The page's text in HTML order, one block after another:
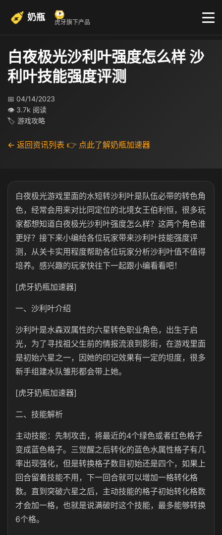
奶瓶 虎牙旗下产品
白夜极光沙利叶强度怎么样 沙
利叶技能强度评测
📅 04/14/2023
👁 3.7k 阅读
🏷 游戏攻略
← 返回资讯列表 👉 点此了解奶瓶加速器
白夜极光游戏里面的水短转沙利叶是队伍必带的转色角
色，经常会用来对比同定位的北境女王伯利恒，很多玩
家都想知道白夜极光沙利叶强度怎么样？这两个角色谁
更好？接下来小编给各位玩家带来沙利叶技能强度评
测，从关卡实用程度帮助各位玩家分析沙利叶值不值得
培养。感兴趣的玩家快往下一起跟小编看看吧！
[虎牙奶瓶加速器]
一、沙利叶介绍
沙利叶是水森双属性的六星转色职业角色，出生于启
光，为了寻找祖父生前的情报流浪到影街，在游戏里面
是初始六星之一，因她的印记效果有一定的坦度，很多
新手组建水队雏形都会带上她。
[虎牙奶瓶加速器]
二、技能解析
主动技能：先制攻击，将最近的4个绿色或者红色格子
变成蓝色格子。三觉醒之后转化的蓝色水属性格子有几
率出现强化，但是转换格子数目初始还是四个，如果上
回合留着技能不用，下一回合就可以增加一格转化格
数。直到突破六星之后，主动技能的格子初始转化格数
才会加一格，也就是说满破时这个技能，最多能够转换
6个格。